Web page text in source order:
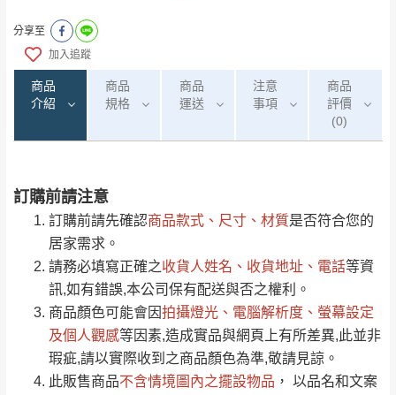
分享至
加入追蹤
商品
介紹
商品
規格
商品
運送
注意
事項
商品
評價
(0)
訂購前請注意
訂購前請先確認商品款式、尺寸、材質是否符合您的
居家需求。
請務必填寫正確之收貨人姓名、收貨地址、電話等資
訊,如有錯誤,本公司保有配送與否之權利。
商品顏色可能會因拍攝燈光、電腦解析度、螢幕設定
及個人觀感等因素,造成實品與網頁上有所差異,此並非
瑕疵,請以實際收到之商品顏色為準,敬請見諒。
此販售商品不含情境圖內之擺設物品 ， 以品名和文案
運 費 說 明
運送地區 運送費用
偏遠地區
（請先線上詢問 LINE
→@dershin ）
桃園 復興鄉
注意事項：
由於品項繁多，網頁無法及時更新，如有需
要購買商品，請於出發前來電或到「官方
Line客服」來信確認商品是否有「現貨」與
「金額」。
若商品價格或庫存有異常，商家有權取消訂
單。部分網路商品恕無法更改原設計或客製，敬請
見諒！
0/5 (0)筆
全部 依評論高至低排列
依評論低至高排列 只顯示附上圖片
只顯示附上評論